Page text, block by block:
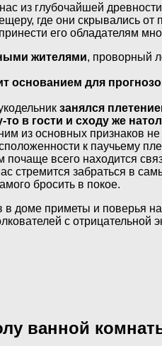
из глубочайшей
где они скрывались
его обладателям
жителями, проворный
основанием для
занялся
в гости и сходу же
из основных признаков
к паучьему
почаще всего находится
стремится забраться в
бросить в покое.
в доме приметы и поверья
с отрицательной
ванной